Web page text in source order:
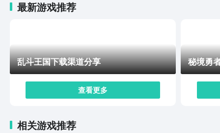
最新游戏推荐
乱斗王国下载渠道分享
查看更多
秘境勇
相关游戏推荐